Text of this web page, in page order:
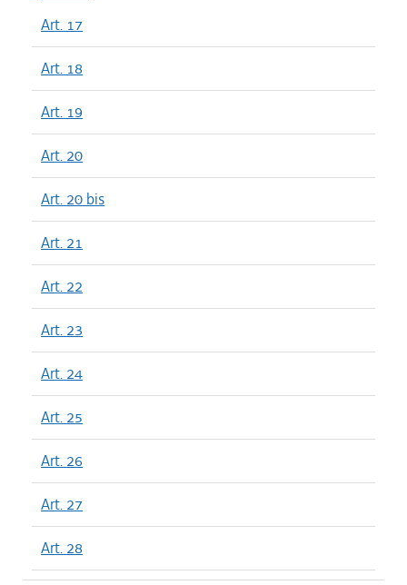
Art. 17
Art. 18
Art. 19
Art. 20
Art. 20 bis
Art. 21
Art. 22
Art. 23
Art. 24
Art. 25
Art. 26
Art. 27
Art. 28